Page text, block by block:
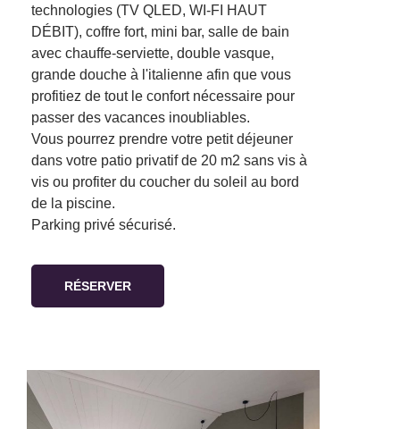
technologies (TV QLED, WI-FI HAUT
DÉBIT), coffre fort, mini bar, salle de bain
avec chauffe-serviette, double vasque,
grande douche à l'italienne afin que vous
profitiez de tout le confort nécessaire pour
passer des vacances inoubliables.
Vous pourrez prendre votre petit déjeuner
dans votre patio privatif de 20 m2 sans vis à
vis ou profiter du coucher du soleil au bord
de la piscine.
Parking privé sécurisé.
RÉSERVER